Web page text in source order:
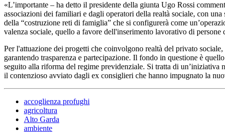
«L’importante – ha detto il presidente della giunta Ugo Rossi
associazioni dei familiari e dagli operatori della realtà sociale, con
della “costruzione reti di famiglia” che si configurerà come
valenza sociale, quello a favore dell'inserimento lavorativo di persone
Per l'attuazione dei progetti che coinvolgono realtà del privato
garantendo trasparenza e partecipazione. Il fondo in questione è
seguito alla riforma del regime previdenziale. Si tratta di
il contenzioso avviato dagli ex consiglieri che hanno impugnato la
accoglienza profughi
agricoltura
Alto Garda
ambiente